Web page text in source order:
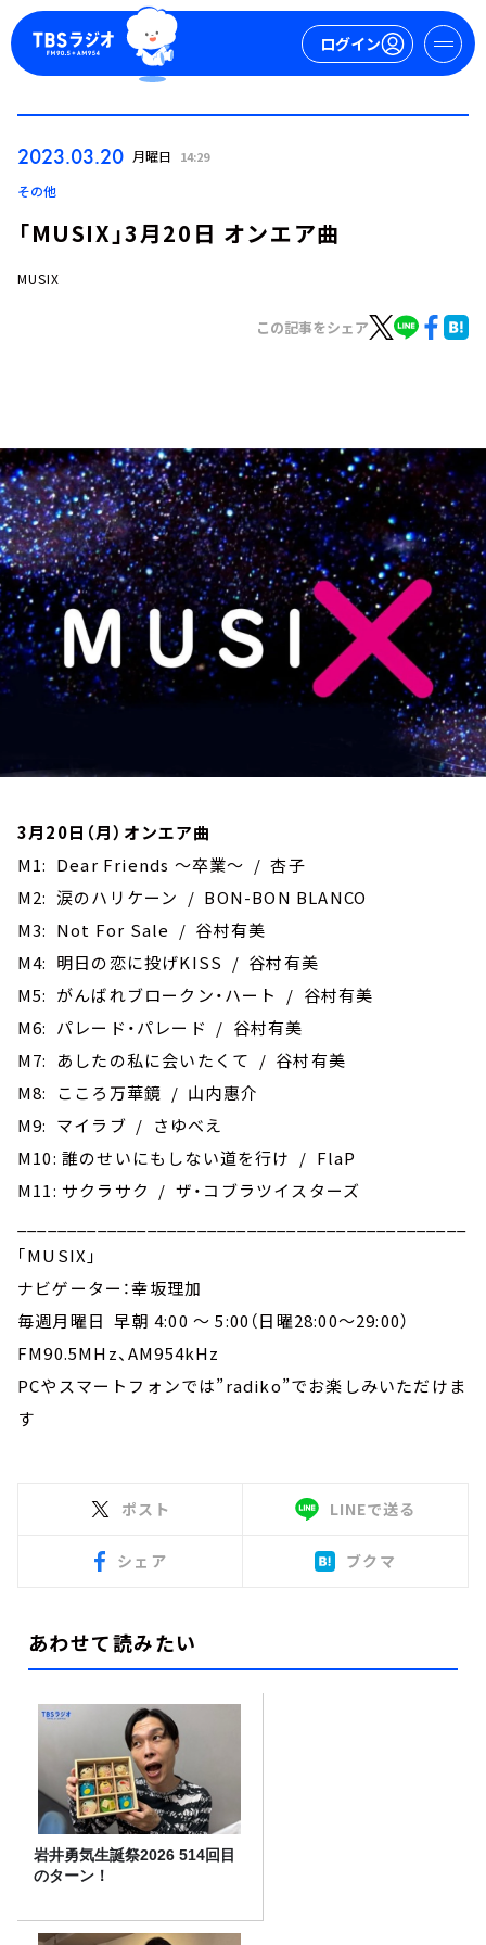
ログイン
トピックス
TBS Podcast
お知らせ
イベント・グッズ
YouTube
会社情報
2023.03.20 月曜日 14:29
その他
「MUSIX」3月20日 オンエア曲
MUSIX
この記事をシェア
3月20日（月）オンエア曲
M1: Dear Friends ～卒業～ / 杏子
M2: 涙のハリケーン / BON-BON BLANCO
M3: Not For Sale / 谷村有美
M4: 明日の恋に投げKISS / 谷村有美
M5: がんばれブロークン・ハート / 谷村有美
M6: パレード・パレード / 谷村有美
M7: あしたの私に会いたくて / 谷村有美
M8: こころ万華鏡 / 山内惠介
M9: マイラブ / さゆべえ
M10: 誰のせいにもしない道を行け / FlaP
M11: サクラサク / ザ・コブラツイスターズ
｢MUSIX｣
ナビゲーター：幸坂理加
毎週月曜日 早朝 4:00 ～ 5:00（日曜28:00～29:00）
FM90.5MHz、AM954kHz
PCやスマートフォンでは”radiko”でお楽しみいただけま
す
ポスト LINEで送る
シェア ブクマ
あわせて読みたい
岩井勇気生誕祭2026 514回目
のターン！